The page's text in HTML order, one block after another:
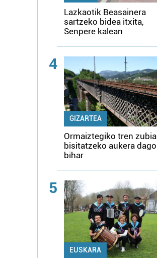
Lazkaotik Beasainera
sartzeko bidea itxita,
Senpere kalean
4
GIZARTEA
Ormaiztegiko tren zubia
bisitatzeko aukera dago
bihar
5
EUSKARA